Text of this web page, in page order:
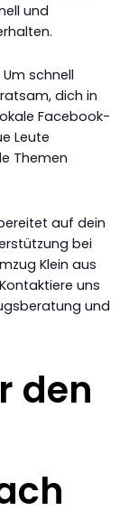
und
schnell
dich in
Facebook-
Leute
Themen
auf dein
bei
Klein aus
uns
und
den